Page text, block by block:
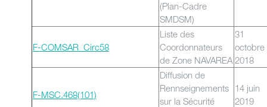
(Plan-Cadre
SMDSM)
F-COMSAR_Circ58
Liste des
Coordonnateurs
de Zone NAVAREA
31
octobre
2018
F-MSC.468(101)
Diffusion de
Rennseignements
sur la Sécurité
14 juin
2019